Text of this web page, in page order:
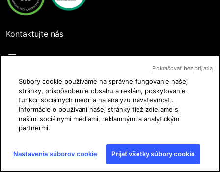
Kontaktujte nás
Sledujte nás
Ochrana osobných údajov
Súbory cookie používame na správne fungovanie našej
stránky, prispôsobenie obsahu a reklám, poskytovanie
funkcií sociálnych médií a na analýzu návštevnosti.
Informácie o používaní našej stránky tiež zdieľame s
našimi sociálnymi médiami, reklamnými a analytickými
partnermi.
Nastavenia súborov cookie Prijať všetky súbory cookie
Pokračovať bez prijatia